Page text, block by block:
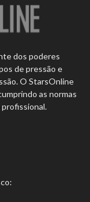
dos poderes
de pressão e
O StarsOnline
as normas